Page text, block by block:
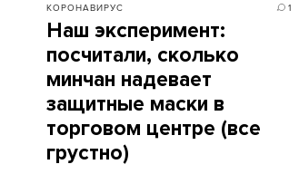
КОРОНАВИРУС 1
Наш эксперимент:
посчитали, сколько
минчан надевает
защитные маски в
торговом центре (все
грустно)